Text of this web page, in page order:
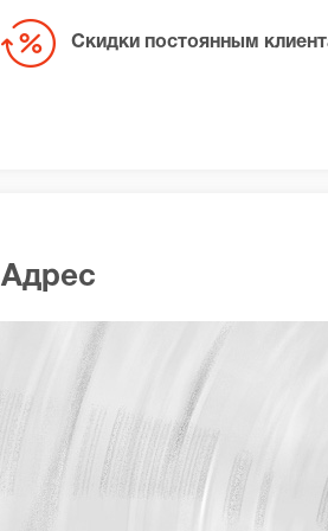
Скидки постоянным
Адрес